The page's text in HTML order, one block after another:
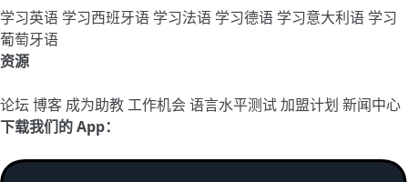
学习英语 学习西班牙语 学习法语 学习德语 学习意大利语 学习
葡萄牙语
资源
论坛 博客 成为助教工作机会语言水平测试加盟计划 新闻中心
下载我们的 App：